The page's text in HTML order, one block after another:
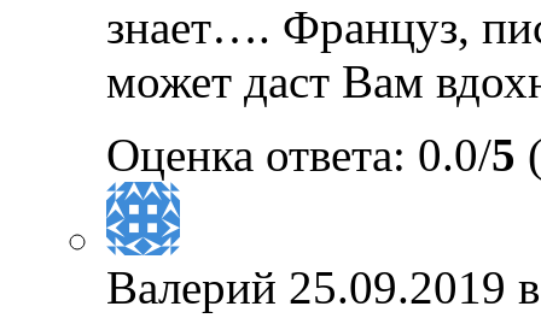
знает…. Француз,
может даст Вам
Оценка ответа: 0.0/5
Валерий 25.09.2019